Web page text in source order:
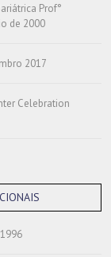
Prof°
de 2000
2017
Celebration